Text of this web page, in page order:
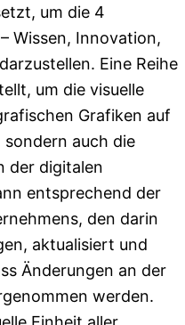
um die 4
Wissen, Innovation,
Eine Reihe
um die visuelle
Grafiken auf
sondern auch die
der digitalen
entsprechend der
den darin
aktualisiert und
Änderungen an der
werden.